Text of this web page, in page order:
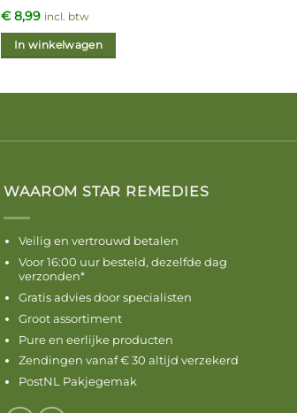
€8,99 incl. btw
In winkelwagen
WAAROM STAR REMEDIES
Veilig en vertrouwd betalen
Voor 16:00 uur besteld, dezelfde dag
verzonden*
Gratis advies door specialisten
Groot assortiment
Pure en eerlijke producten
Zendingen vanaf € 30 altijd verzekerd
PostNL Pakjegemak